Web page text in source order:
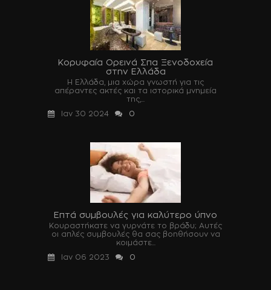
Κορυφαία Ορεινά Σπα Ξενοδοχεία
στην Ελλάδα
Η Ελλάδα, μια χώρα γνωστή για τις
απέραντες ακτές και τα ιστορικά μνημεία
της,...
Ιαν 30 2024
0
Επτά συμβουλές για καλύτερο ύπνο
Κουραστήκατε να γυρνάτε το βράδυ; Αυτές
οι απλές συμβουλές θα σας βοηθήσουν να
κοιμάστε...
Ιαν 06 2023
0